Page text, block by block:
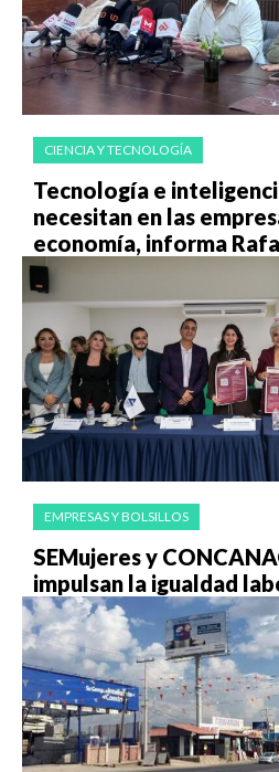
CIENCIA Y TECNOLOGÍA
Tecnología e
necesitan en las
economía, informa
EMPRESAS Y BOLSILLOS
SEMujeres y
impulsan la igualdad